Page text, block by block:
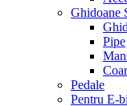
Ghidoane
Pipe
Pedale
Pentru E-